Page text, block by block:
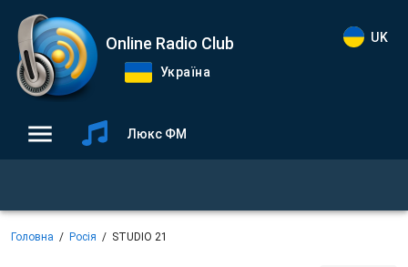
Online Radio Club
Україна
UK
Люкс ФМ
Головна Росія STUDIO 21